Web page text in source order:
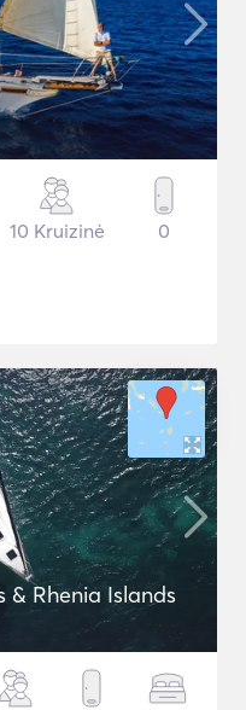
10 Kruizinė 0
& Rhenia Islands